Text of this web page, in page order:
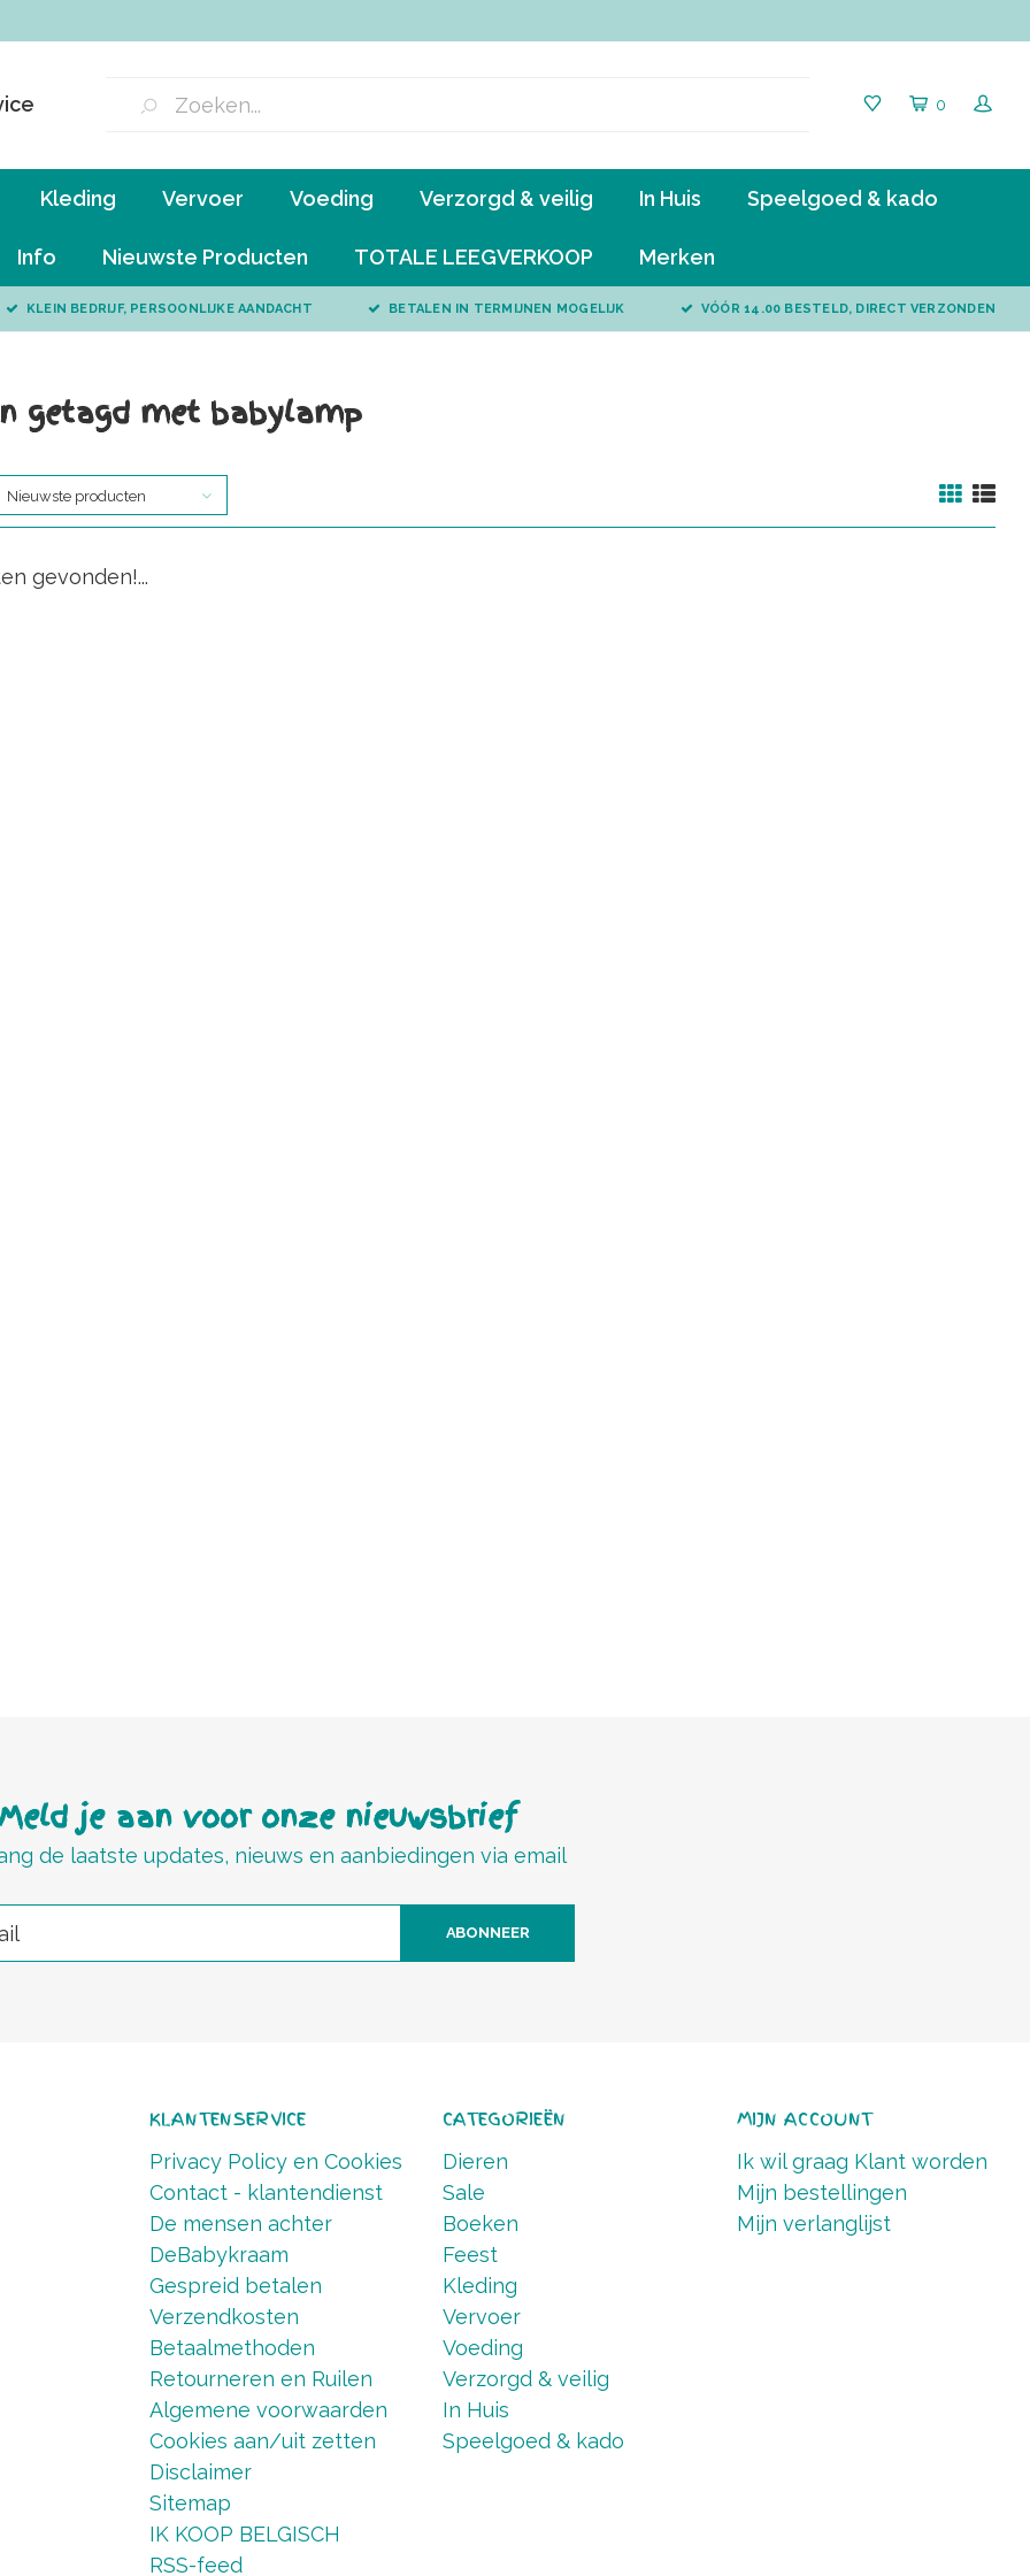
0
Kleding Vervoer Voeding Verzorgd & veilig In Huis Speelgoed & kado
Info Nieuwste Producten TOTALE LEEGVERKOOP Merken
KLEIN BEDRIJF, PERSOONLIJKE AANDACHT BETALEN IN TERMIJNEN MOGELIJK VÓÓR 14.00 BESTELD, DIRECT VERZONDEN
getagd met babylamp
Nieuwste producten
gevonden!...
je aan voor onze nieuwsbrief
de laatste updates, nieuws en aanbiedingen via email
ABONNEER
KLANTENSERVICE
Privacy Policy en Cookies
Contact - klantendienst
De mensen achter
DeBabykraam
Gespreid betalen
Verzendkosten
Betaalmethoden
Retourneren en Ruilen
Algemene voorwaarden
Cookies aan/uit zetten
Disclaimer
Sitemap
IK KOOP BELGISCH
RSS-feed
CATEGORIEËN
Dieren
Sale
Boeken
Feest
Kleding
Vervoer
Voeding
Verzorgd & veilig
In Huis
Speelgoed & kado
MIJN ACCOUNT
Ik wil graag Klant worden
Mijn bestellingen
Mijn verlanglijst